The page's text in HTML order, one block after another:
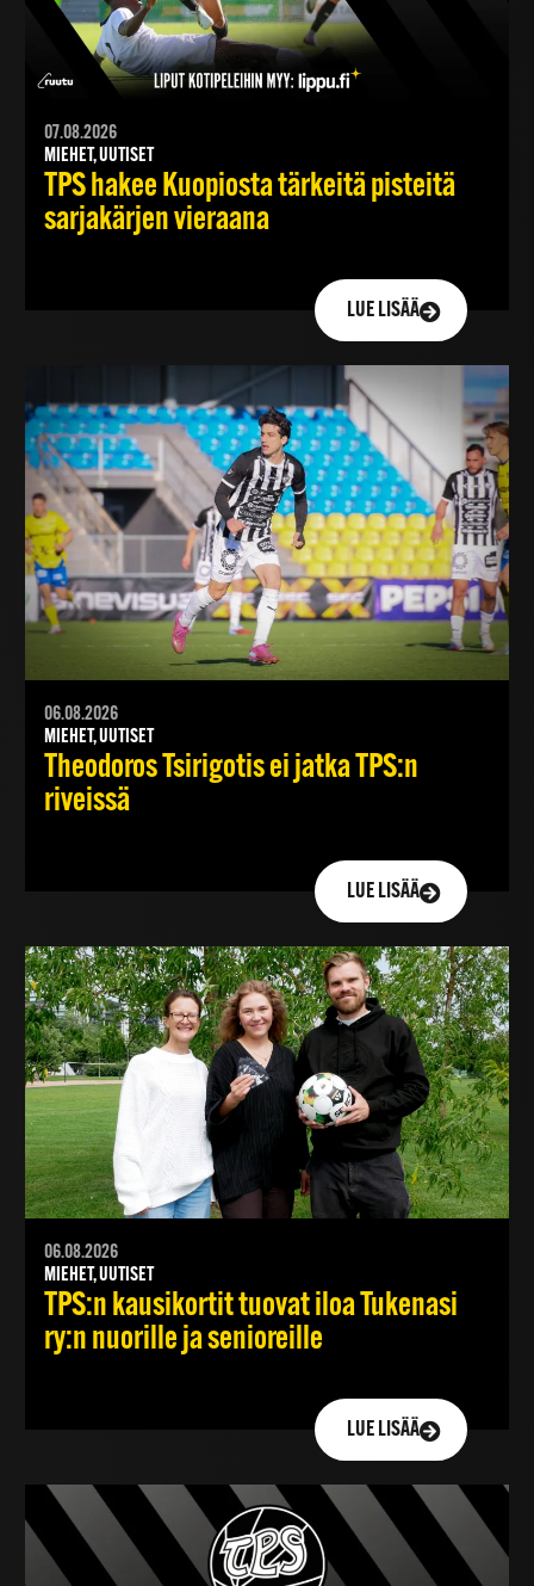
07.08.2026
MIEHET, UUTISET
TPS hakee Kuopiosta tärkeitä pisteitä
sarjakärjen vieraana
LUE LISÄÄ
06.08.2026
MIEHET, UUTISET
Theodoros Tsirigotis ei jatka TPS:n
riveissä
LUE LISÄÄ
06.08.2026
MIEHET, UUTISET
TPS:n kausikortit tuovat iloa Tukenasi
ry:n nuorille ja senioreille
LUE LISÄÄ